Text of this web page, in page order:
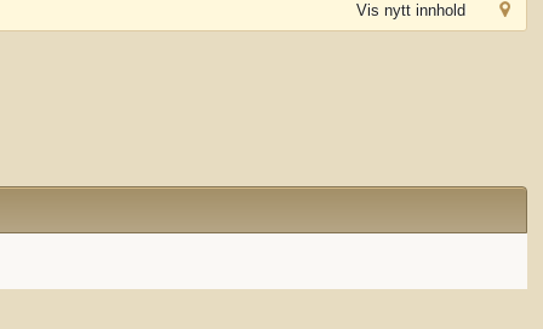
Vis nytt innhold